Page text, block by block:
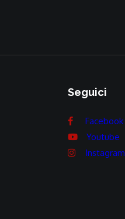
Seguici
Facebook
Youtube
Instagram